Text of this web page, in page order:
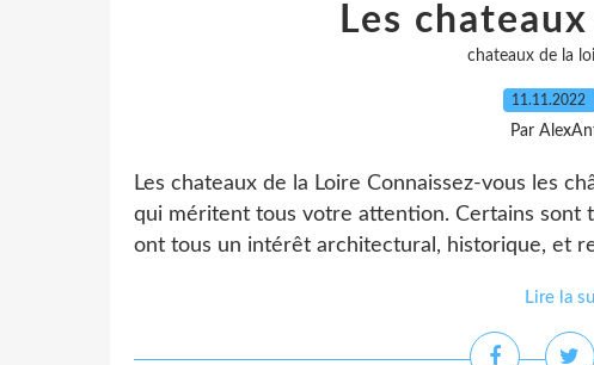
Les
chateaux de la
11.11.2022
Par
Les chateaux de la Loire Connaissez-vous les
qui méritent tous votre attention. Certains sont
ont tous un intérêt architectural, historique, et
Lire la